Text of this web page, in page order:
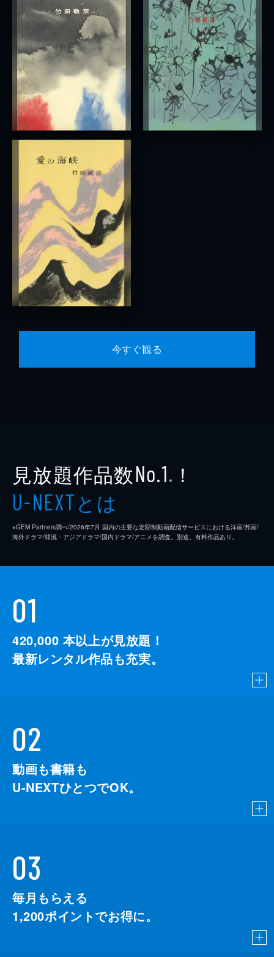
今すぐ観る
見放題作品数No.1 ※ ！
U-NEXTとは
※GEM Partners調べ/2026年7⽉ 国内の主要な定額制動画配信サービスにおける洋画/邦画/
海外ドラマ/韓流・アジアドラマ/国内ドラマ/アニメを調査。別途、有料作品あり。
01
420,000 本以上が見放題！
最新レンタル作品も充実。
02
動画も書籍も
U-NEXTひとつでOK。
03
毎月もらえる
1,200ポイントでお得に。